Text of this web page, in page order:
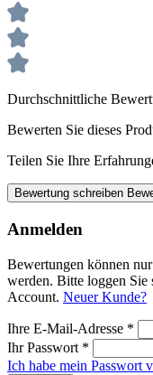
Durchschnittliche
Bewerten Sie dieses
Teilen Sie Ihre
Bewertung schreiben
Anmelden
Bewertungen können
werden. Bitte loggen Sie
Account. Neuer Kunde?
Ihre E-Mail-Adresse *
Ihr Passwort *
Ich habe mein Passwort